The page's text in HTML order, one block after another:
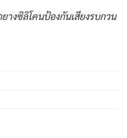
างซิลิโคนป้องกันเสียงรบกวน